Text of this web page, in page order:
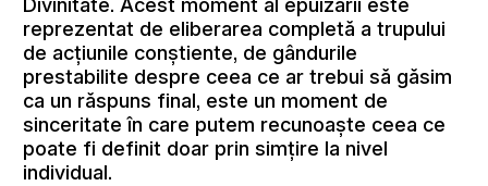
Divinitate. Acest moment al epuizării este
reprezentat de eliberarea completă a trupului
de acțiunile conștiente, de gândurile
prestabilite despre ceea ce ar trebui să găsim
ca un răspuns final, este un moment de
sinceritate în care putem recunoaște ceea ce
poate fi definit doar prin simțire la nivel
individual.